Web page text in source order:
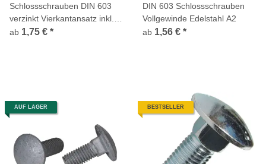
Schlossschrauben DIN 603
verzinkt Vierkantansatz inkl.
Mutter
ab 1,75 € *
DIN 603 Schlossschrauben
Vollgewinde Edelstahl A2
ab 1,56 € *
AUF LAGER BESTSELLER